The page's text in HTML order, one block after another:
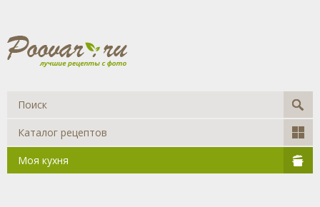
Каталог рецептов
Моя кухня